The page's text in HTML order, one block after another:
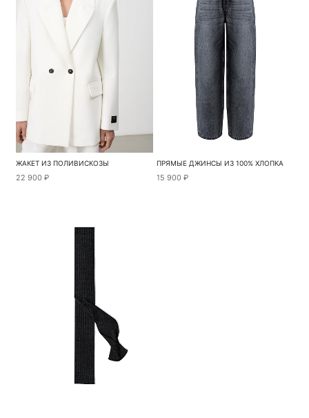
ЖАКЕТ ИЗ ПОЛИВИСКОЗЫ
22 900 ₽
ПРЯМЫЕ ДЖИНСЫ ИЗ 100% ХЛОПКА
15 900 ₽